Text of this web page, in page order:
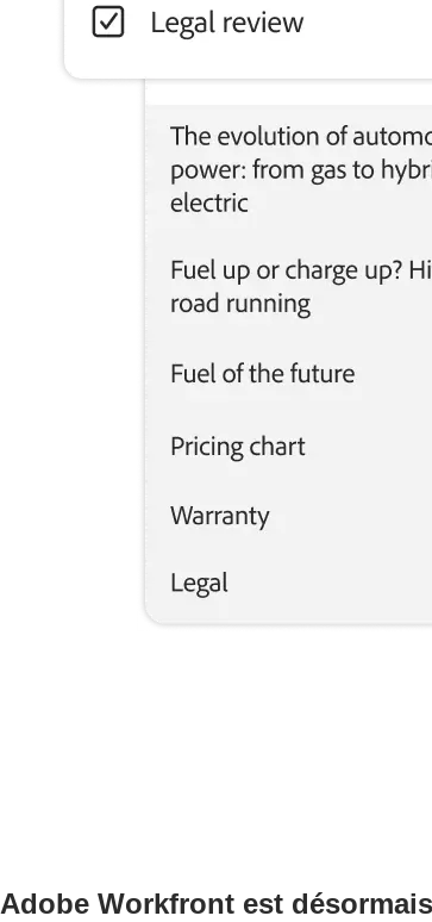
Adobe Workfront est